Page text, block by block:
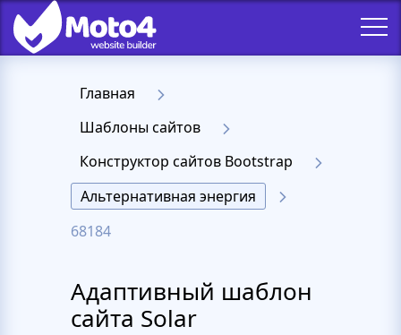
Главная
Шаблоны сайтов
Конструктор сайтов Bootstrap
Альтернативная энергия
68184
Адаптивный шаблон
сайта Solar